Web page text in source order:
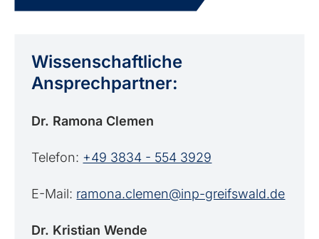
Wissenschaftliche
Ansprechpartner:
Dr. Ramona Clemen
Telefon: +49 3834 - 554 3929
E-Mail: ramona.clemen@inp-greifswald.de
Dr. Kristian Wende